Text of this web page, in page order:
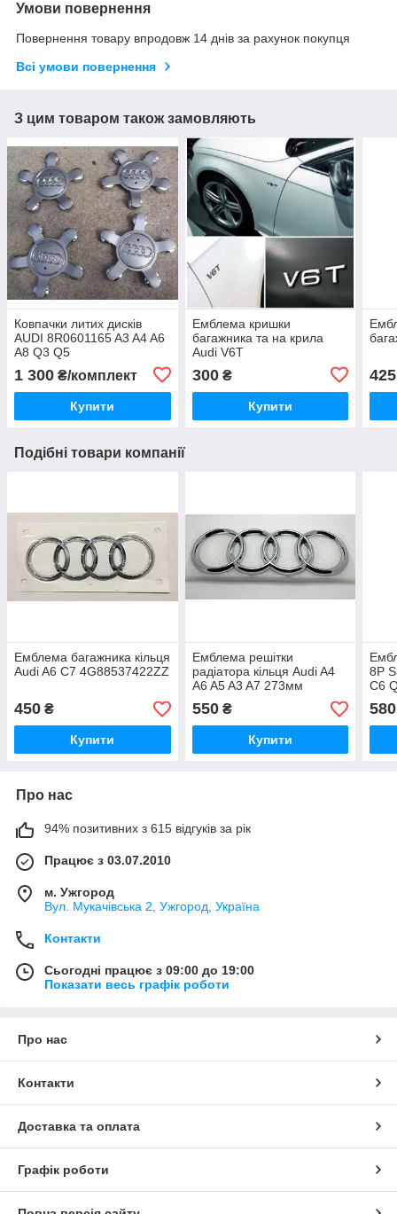
Умови повернення
Повернення товару впродовж 14 днів за рахунок покупця
Всі умови повернення
З цим товаром також замовляють
Ковпачки литих дисків
AUDI 8R0601165 A3 A4 A6
A8 Q3 Q5
1 300 ₴/комплект
Купити
Емблема кришки
багажника та на крила
Audi V6T
300₴
Купити
425
Подібні товари компанії
Емблема багажника кільця
Audi A6 C7 4G88537422ZZ
450 ₴
Купити
Емблема решітки
радіатора кільця Audi A4
A6 A5 A3 A7 273мм
550₴
Купити
8P
C6
580
Про нас
94% позитивних з 615 відгуків за рік
Працює з 03.07.2010
м. Ужгород
Вул. Мукачівська 2, Ужгород, Україна
Контакти
Сьогодні працює з 09:00 до 19:00
Показати весь графік роботи
Про нас
Контакти
Доставка та оплата
Графік роботи